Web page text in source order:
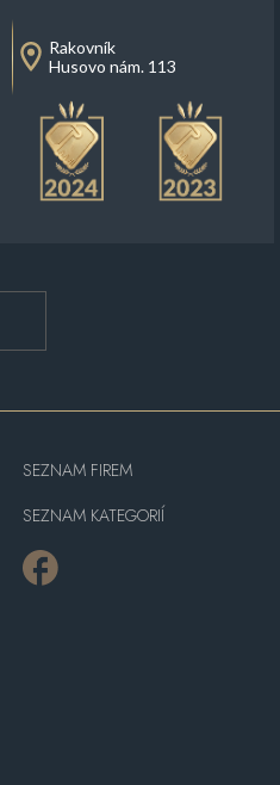
Rakovník
Husovo nám. 113
SEZNAM FIREM
SEZNAM KATEGORIÍ